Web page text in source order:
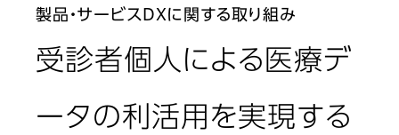
製品・サービスDXに関する取り組み
受診者個人による医療デ
ータの利活用を実現する